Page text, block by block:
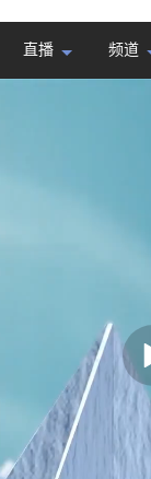
直播 频道